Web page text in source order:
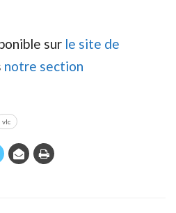
sur le site de
notre section
vlc